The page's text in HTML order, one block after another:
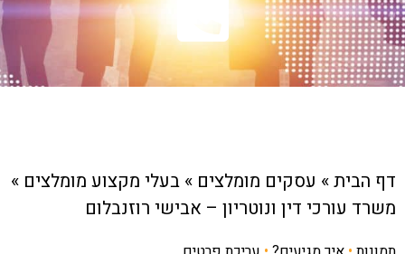
דף הבית» עסקים מומלצים » בעלי מקצוע מומלצים »
משרד עורכי דין ונוטריון – אבישי רוזנבלום